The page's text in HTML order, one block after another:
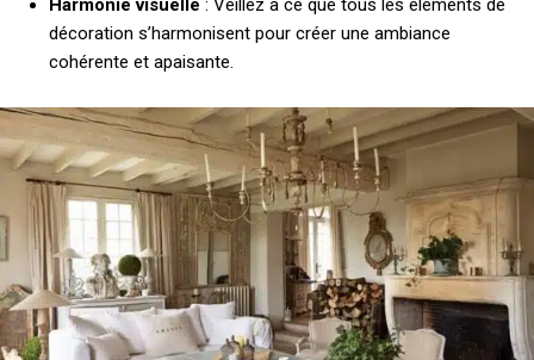
Harmonie visuelle : Veillez à ce que tous les éléments de
décoration s’harmonisent pour créer une ambiance
cohérente et apaisante.